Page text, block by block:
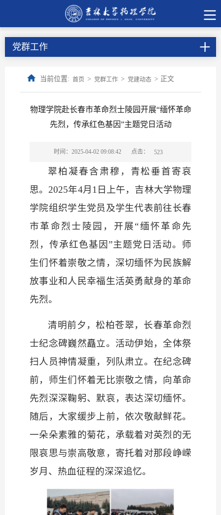
党群工作
当前位置: 首页 > 党群工作 > 党建动态 > 正文
物理学院赴长春市革命烈士陵园开展“缅怀革命
先烈，传承红色基因”主题党日活动
时间：2025-04-02 09:08:42 点击： 523
翠柏凝春含肃穆，青松垂首寄哀
思。 2025年4月1日上午，吉林大学物理
学院组织学生党员及学生代表前往长春
市革命烈士陵园，开展“缅怀革命先
烈，传承红色基因”主题党日活动。师
生们怀着崇敬之情，深切缅怀为民族解
放事业和人民幸福生活英勇献身的革命
先烈。
清明前夕，松柏苍翠，长春革命烈
士纪念碑巍然矗立。活动伊始，全体祭
扫人员神情凝重，列队肃立。在纪念碑
前，师生们怀着无比崇敬之情，向革命
先烈深深鞠躬、默哀，表达深切缅怀。
随后，大家缓步上前，依次敬献鲜花。
一朵朵素雅的菊花，承载着对英烈的无
限哀思与崇高敬意，寄托着对那段峥嵘
岁月、热血征程的深深追忆。